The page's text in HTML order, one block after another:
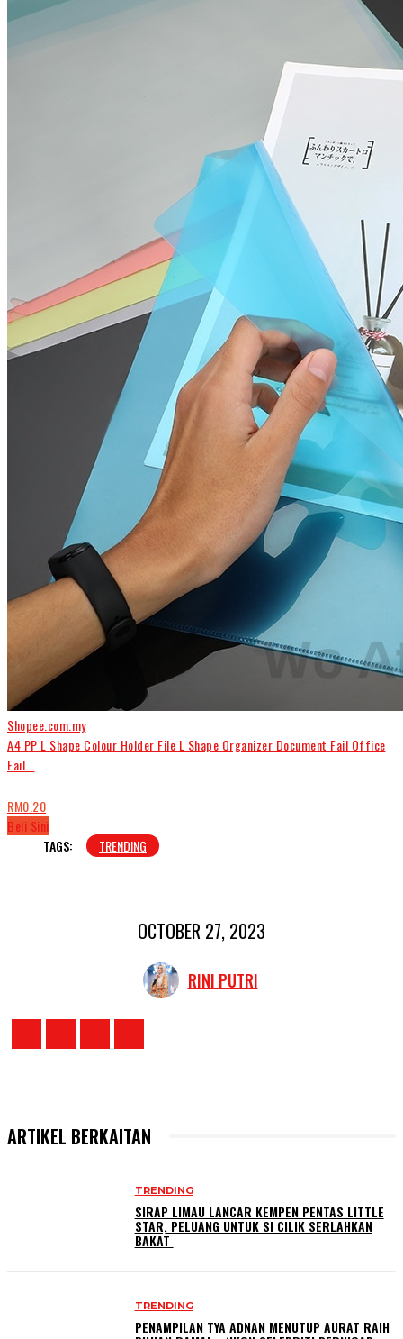
Shopee.com.my
A4 PP L Shape Colour Holder File L Shape Organizer Document Fail Office
Fail...
RM0.20
Beli Sini
TAGS:
TRENDING
OCTOBER 27, 2023
RINI PUTRI
ARTIKEL BERKAITAN
TRENDING
SIRAP LIMAU LANCAR KEMPEN PENTAS LITTLE
STAR, PELUANG UNTUK SI CILIK SERLAHKAN
BAKAT
TRENDING
PENAMPILAN TYA ADNAN MENUTUP AURAT RAIH